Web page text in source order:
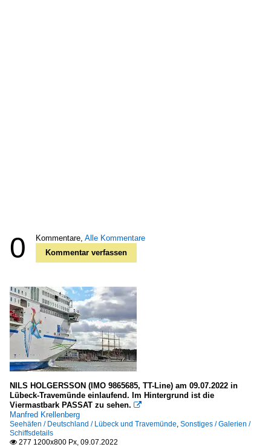
0 Kommentare, Alle Kommentare
Kommentar verfassen
NILS HOLGERSSON (IMO 9865685, TT-Line) am 09.07.2022 in
Lübeck-Travemünde einlaufend. Im Hintergrund ist die
Viermastbark PASSAT zu sehen. 
Manfred Krellenberg
Seehäfen / Deutschland / Lübeck und Travemünde, Sonstiges / Galerien /
Schiffsdetails
 277 1200x800 Px, 09.07.2022